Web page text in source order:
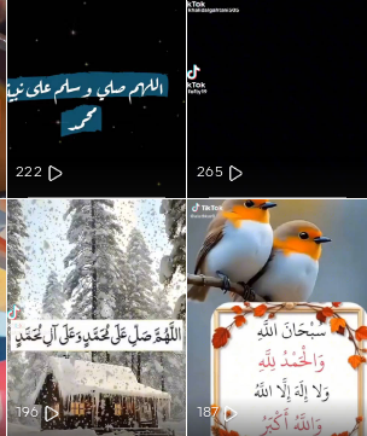
265
222
187
196